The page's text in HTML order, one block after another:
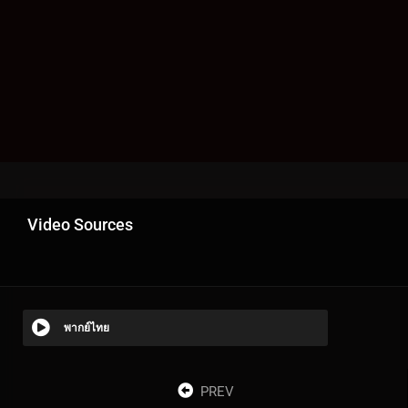
Video Sources
พากย์ไทย
PREV